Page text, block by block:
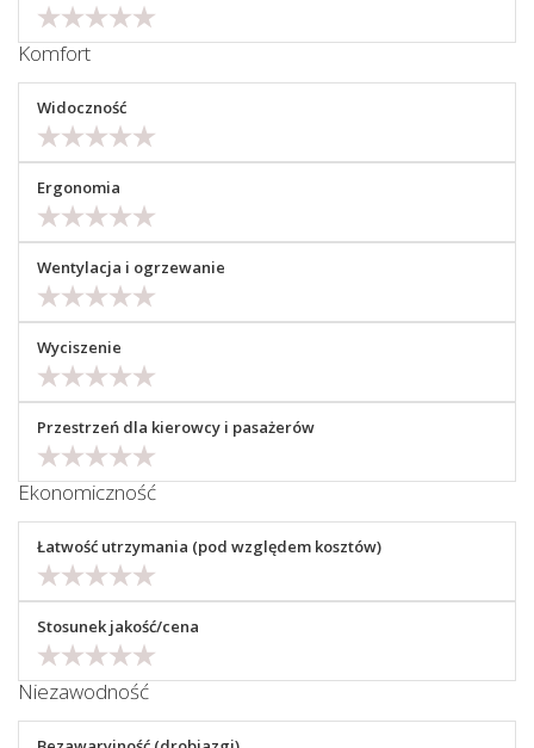
Komfort
Widoczność
Ergonomia
Wentylacja i ogrzewanie
Wyciszenie
Przestrzeń dla kierowcy i pasażerów
Ekonomiczność
Łatwość utrzymania (pod względem kosztów)
Stosunek jakość/cena
Niezawodność